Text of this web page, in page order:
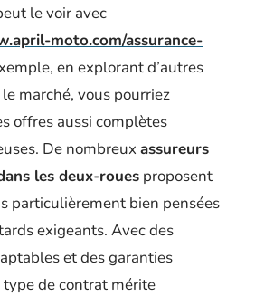
le voir avec
moto.com/assurance-
en explorant d’autres
marché, vous pourriez
offres aussi complètes
De nombreux assureurs
les deux-roues proposent
particulièrement bien pensées
exigeants. Avec des
et des garanties
type de contrat mérite